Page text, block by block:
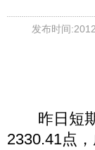
发布时间
昨日短期
2330.41点